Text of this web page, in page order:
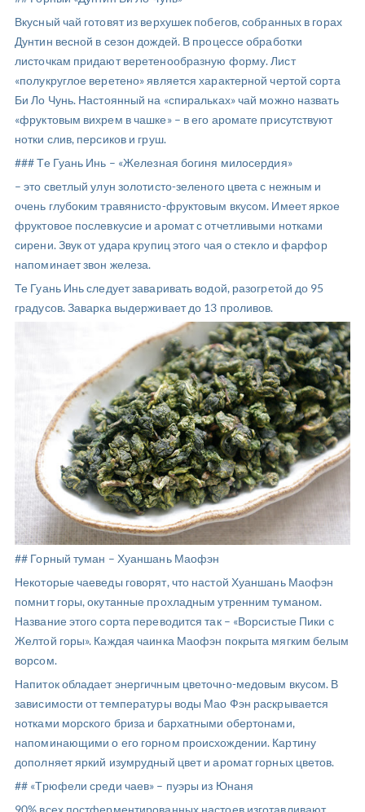
Вкусный чай готовят из верхушек побегов, собранных в горах
Дунтин весной в сезон дождей. В процессе обработки
листочкам придают веретенообразную форму. Лист
«полукруглое веретено» является характерной чертой сорта
Би Ло Чунь. Настоянный на «спиральках» чай можно назвать
«фруктовым вихрем в чашке» – в его аромате присутствуют
нотки слив, персиков и груш.
### Те Гуань Инь – «Железная богиня милосердия»
– это светлый улун золотисто-зеленого цвета с нежным и
очень глубоким травянисто-фруктовым вкусом. Имеет яркое
фруктовое послевкусие и аромат с отчетливыми нотками
сирени. Звук от удара крупиц этого чая о стекло и фарфор
напоминает звон железа.
Те Гуань Инь следует заваривать водой, разогретой до 95
градусов. Заварка выдерживает до 13 проливов.
## Горный туман – Хуаншань Маофэн
Некоторые чаеведы говорят, что настой Хуаншань Маофэн
помнит горы, окутанные прохладным утренним туманом.
Название этого сорта переводится так – «Ворсистые Пики с
Желтой горы». Каждая чаинка Маофэн покрыта мягким белым
ворсом.
Напиток обладает энергичным цветочно-медовым вкусом. В
зависимости от температуры воды Мао Фэн раскрывается
нотками морского бриза и бархатными обертонами,
напоминающими о его горном происхождении. Картину
дополняет яркий изумрудный цвет и аромат горных цветов.
## «Трюфели среди чаев» – пуэры из Юнаня